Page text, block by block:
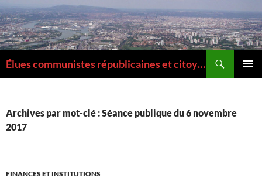
Aller
au
contenu
Élues communistes républicaines et citoyennes de la Métropole de Lyon
Archives par mot-clé : Séance publique du 6 novembre
2017
FINANCES ET INSTITUTIONS